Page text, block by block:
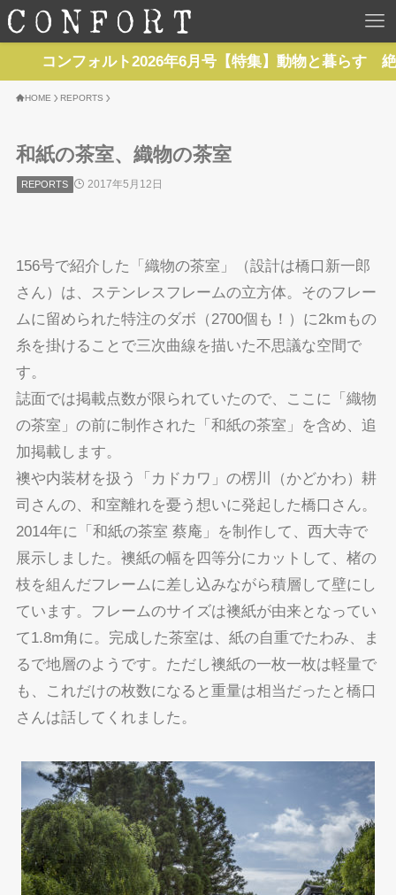
HOME
BACKNUMBER
SERIES
NEWS
Contact Us
フォルト2026年6月号【特集】動物と暮らす 絶賛発売
HOME REPORTS
和紙の茶室、織物の茶室
REPORTS 2017年5月12日
156号で紹介した「織物の茶室」（設計は橋口新一郎
さん）は、ステンレスフレームの立方体。そのフレー
ムに留められた特注のダボ（2700個も！）に2kmもの
糸を掛けることで三次曲線を描いた不思議な空間で
す。
誌面では掲載点数が限られていたので、ここに「織物
の茶室」の前に制作された「和紙の茶室」を含め、追
加掲載します。
襖や内装材を扱う「カドカワ」の楞川（かどかわ）耕
司さんの、和室離れを憂う想いに発起した橋口さん。
2014年に「和紙の茶室 蔡庵」を制作して、西大寺で
展示しました。襖紙の幅を四等分にカットして、楮の
枝を組んだフレームに差し込みながら積層して壁にし
ています。フレームのサイズは襖紙が由来となってい
て1.8m角に。完成した茶室は、紙の自重でたわみ、ま
るで地層のようです。ただし襖紙の一枚一枚は軽量で
も、これだけの枚数になると重量は相当だったと橋口
さんは話してくれました。